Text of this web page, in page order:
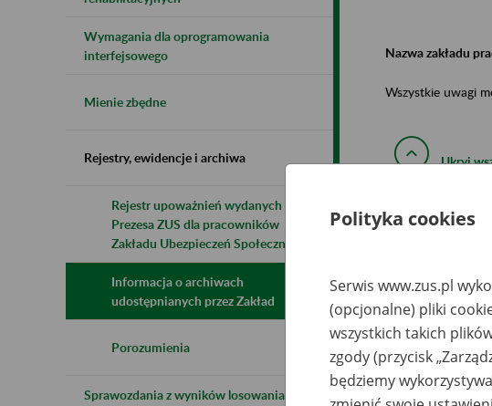
Wymagania dla oprogramowania
interfejsowego
Mienie zbędne
Rejestry, ewidencje i archiwa
Rejestr upoważnień wydanych przez
Prezesa ZUS dla pracowników
Zakładu Ubezpieczeń Społecznych
Informacja o archiwach
udostępnianych przez Zakład
Porozumienia
Sprawozdania z wyników losowania do
Nazwa zakładu
Wszystkie uwagi
Ukryj
Nazwa
Krakowsko –
Kieleckie Zakłady
Wapienniczego –
Przedsiębiorstwo
Państwowe
Wyodrębnione
Polityka cookies
Serwis www.zus.pl
(opcjonalne) pliki
wszystkich takich
zgody (przycisk
będziemy